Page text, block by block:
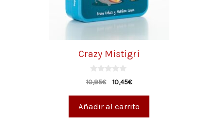
Crazy Mistigri
0
d
10,95€ 10,45€
Añadir al carrito